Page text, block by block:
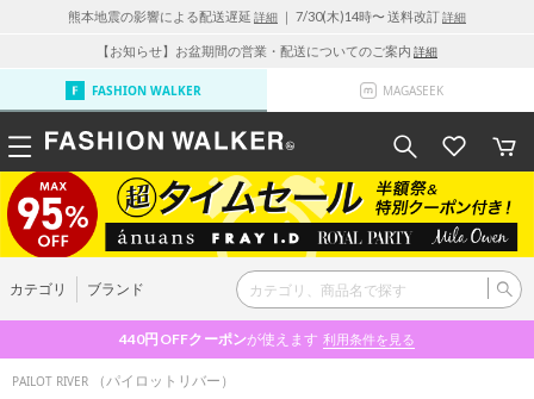
熊本地震の影響による配送遅延 詳細 ｜ 7/30(木)14時〜 送料改訂詳細
【お知らせ】お盆期間の営業・配送についてのご案内 詳細
FASHION WALKER MAGASEEK
カテゴリ ブランド
440円OFFクーポンが使えます 利用条件を見る
PAILOT RIVER （パイロットリバー）